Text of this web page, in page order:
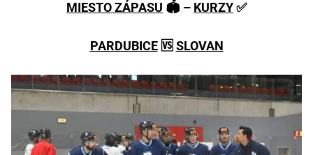
MIESTO ZÁPASU 🏟️ – KURZY✅
PARDUBICE🆚 SLOVAN